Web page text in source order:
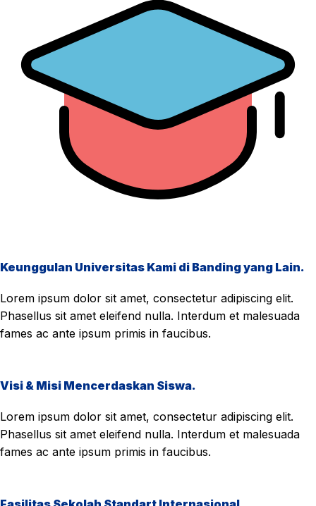
Keunggulan Universitas Kami di Banding yang Lain.
Lorem ipsum dolor sit amet, consectetur adipiscing elit.
Phasellus sit amet eleifend nulla. Interdum et malesuada
fames ac ante ipsum primis in faucibus.
Visi & Misi Mencerdaskan Siswa.
Lorem ipsum dolor sit amet, consectetur adipiscing elit.
Phasellus sit amet eleifend nulla. Interdum et malesuada
fames ac ante ipsum primis in faucibus.